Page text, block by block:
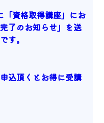
「資格取得講座」にお
了のお知らせ」を送
す。
込頂くとお得に受講